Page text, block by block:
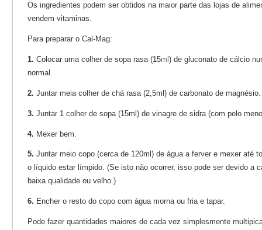
Os ingredientes podem ser obtidos na maior parte das lojas de
vendem vitaminas.
Para preparar o Cal-Mag:
1. Colocar uma colher de sopa rasa (15ml ) de gluconato de cálcio
normal.
2. Juntar meia colher de chá rasa (2,5ml) de carbonato de magnésio.
3. Juntar 1 colher de sopa (15ml) de vinagre de sidra (com pelo
4. Mexer bem.
5. Juntar meio copo (cerca de 120ml) de água a ferver e mexer até
o líquido estar límpido. (Se isto não ocorrer, isso pode ser devido a
baixa qualidade ou velho.)
6. Encher o resto do copo com água morna ou fria e tapar.
Pode fazer quantidades maiores de cada vez simplesmente